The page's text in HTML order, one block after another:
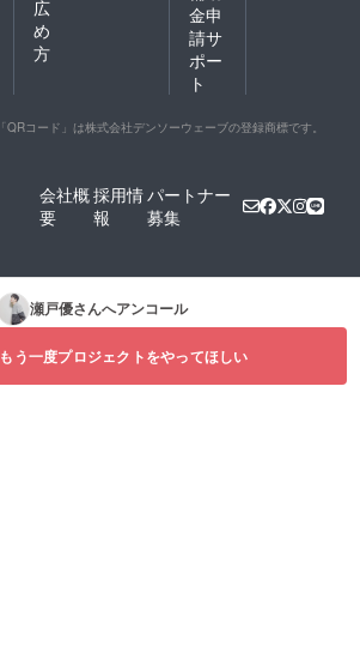
広
め
方
金申
請サ
ポー
ト
「QRコード」は株式会社デンソーウェーブの登録商標です。
会社概
要
採用情
報
パートナー
募集
瀬戸優さんへアンコール
もう一度プロジェクトをやってほしい